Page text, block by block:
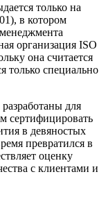
только на
в котором
организация ISO
она считается
только специально
для
сертифицировать
в девяностых
превратился в
оценку
с клиентами и